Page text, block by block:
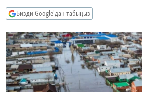
БИЗ ЖАНА ДҮЙНӨ
ЭЖЕ-СИҢДИЛЕР
АЗАТТЫК+
ЫҢГАЙСЫЗ СУРООЛОР
Русский
ОНЛАЙН ШЕРИНЕ
Бизди Google'дан табыңыз